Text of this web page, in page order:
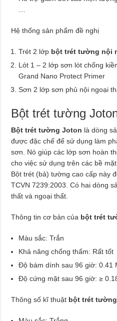
Hệ thống sản phẩm đề nghị
Trét 2 lớp bột trét tường nội
Lót 1 – 2 lớp sơn lót chống
Grand Nano Protect Primer
Sơn 2 lớp sơn phủ nội ngoại
Bột trét tường
Bột trét tường Joton là dòng
được đặc chế để sử dụng làm
sơn. Nó giúp các lớp sơn hoàn
cho việc sử dụng trên các bề
Bột trét (bả) tường cao cấp này
TCVN 7239:2003. Có hai dòng
thất và ngoại thất.
Thông tin cơ bản của bột trét
Màu sắc: Trắn
Khả năng chống thấm: Rất tốt
Độ bám dính sau 96 giờ: 0.41
Độ cứng mặt sau 96 giờ: ≥
Thông số kĩ thuật bột trét